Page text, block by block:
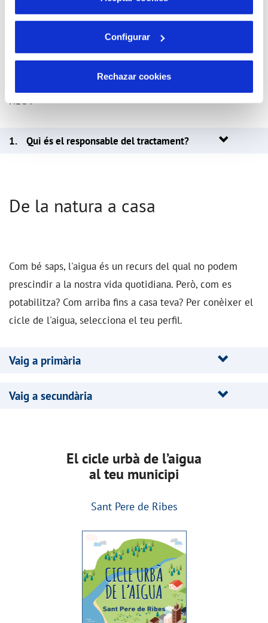
Configurar
Rechazar cookies
Orgànica 3/2018, de 5 de desembre, de protecció de
continuació la informació relativa al tractament de les
teves dades personals obtingudes o recollides a través
del formulari de participació al programa escolar “Missió
H2O”.
1. Qui és el responsable del tractament?
De la natura a casa
Com bé saps, l'aigua és un recurs del qual no podem
prescindir a la nostra vida quotidiana. Però, com es
potabilitza? Com arriba fins a casa teva? Per conèixer el
cicle de l'aigua, selecciona el teu perfil.
Vaig a primària
Vaig a secundària
El cicle urbà de l’aigua
al teu municipi
Sant Pere de Ribes